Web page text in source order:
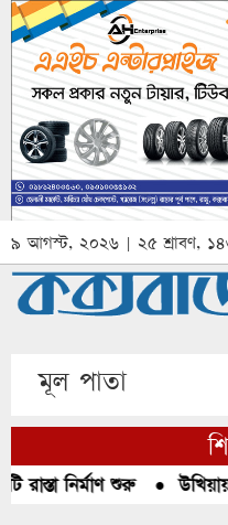
৯ আগস্ট, ২০২৬ | ২৫ শ্রাবণ,
মূল পাতা
নির্মাণ শুরু●